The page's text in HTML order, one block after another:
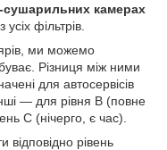
камерах
фільтрів.
ми можемо
Різниця між ними
для автосервісів
— для рівня В (повне
С (нічерго, є час).
відповідно рівень